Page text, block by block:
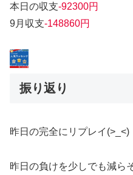
本日の収支-92300円
9月収支-148860円
振り返り
昨日の完全にリプレイ(>_<)
昨日の負けを少しでも減ら